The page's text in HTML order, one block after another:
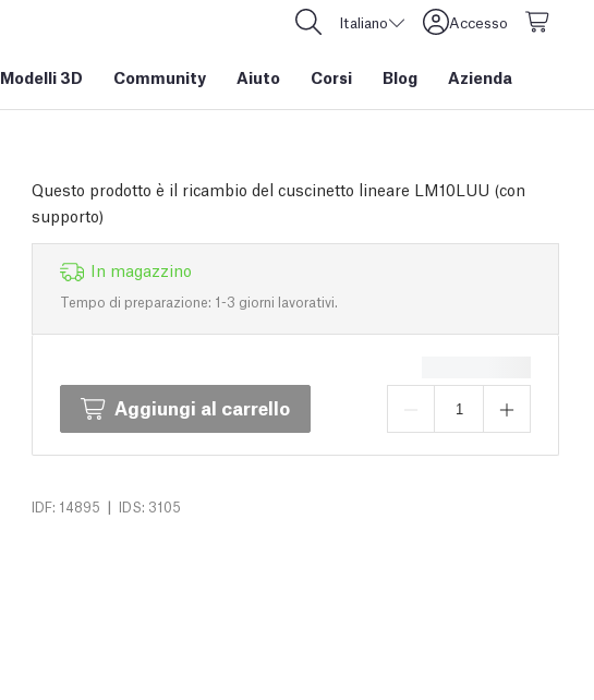
Italiano Accesso
Modelli 3D Community Aiuto Corsi Blog Azienda
Questo prodotto è il ricambio del cuscinetto lineare LM10LUU (con
supporto)
In magazzino
Tempo di preparazione: 1-3 giorni lavorativi.
Aggiungi al carrello
IDF: 14895 | IDS: 3105